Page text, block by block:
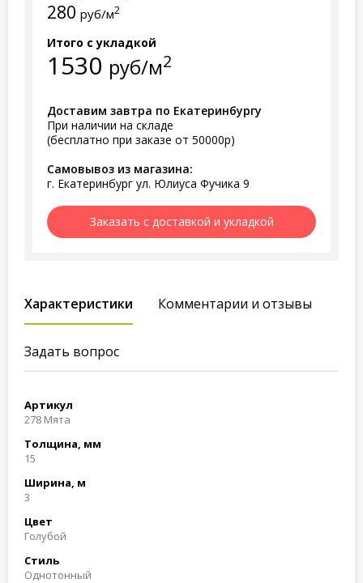
280 руб/м2
Итого с укладкой
1530 руб/м2
Доставим завтра по Екатеринбургу
При наличии на складе
(бесплатно при заказе от 50000р)
Самовывоз из магазина:
г. Екатеринбург ул. Юлиуса Фучика 9
Заказать с доставкой и укладкой
Характеристики Комментарии и отзывы
Задать вопрос
Артикул
278 Мята
Толщина, мм
15
Ширина, м
3
Цвет
Голубой
Стиль
Однотонный